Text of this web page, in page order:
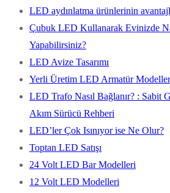
LED aydınlatma ürünlerinin
Çubuk LED Kullanarak Evinizde
Yapabilirsiniz?
LED Avize Tasarımı
Yerli Üretim LED Armatür
LED Trafo Nasıl Bağlanır? : Sabit
Akım Sürücü Rehberi
LED’ler Çok Isınıyor ise Ne Olur?
Toptan LED Satışı
24 Volt LED Bar Modelleri
12 Volt LED Modelleri